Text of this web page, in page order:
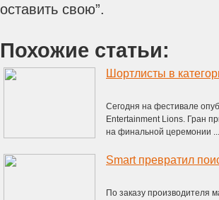
оставить свою”.
Похожие статьи:
Шортлисты в
Сегодня на фестивале
Entertainment Lions. Гран
на финальной церемонии ...
Smart превратил
По заказу производителя